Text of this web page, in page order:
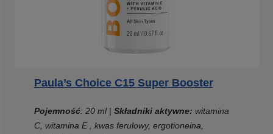
Paula’s Choice C15 Super Booster
Pojemność: 20 ml | Składniki aktywne: witamina
C, witamina E , kwas ferulowy, ergotioneina,